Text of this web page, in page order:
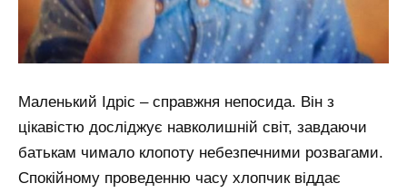
Маленький Ідріс – справжня непосида. Він з
цікавістю досліджує навколишній світ, завдаючи
батькам чимало клопоту небезпечними розвагами.
Спокійному проведенню часу хлопчик віддає